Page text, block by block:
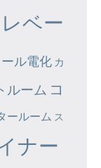
ベー
ル電化 カ
ルーム コ
ールーム ス
ナー